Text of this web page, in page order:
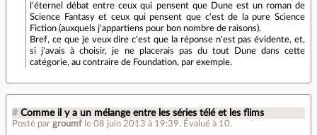
l'éternel débat entre ceux qui pensent que Dune est un roman de
Science Fantasy et ceux qui pensent que c'est de la pure Science
Fiction (auxquels j'appartiens pour bon nombre de raisons).
Bref, ce que je veux dire c'est que la réponse n'est pas évidente, et,
si j'avais à choisir, je ne placerais pas du tout Dune dans cette
catégorie, au contraire de Foundation, par exemple.
# Comme il y a un mélange entre les séries télé et les flims
Posté par groumf le 08 juin 2013 à 19:39. Évalué à 10.